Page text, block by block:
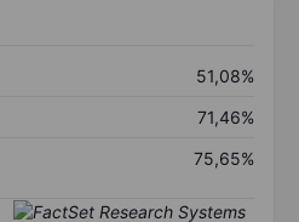
51,08%
71,46%
75,65%